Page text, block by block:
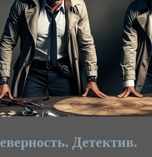
Детектив.